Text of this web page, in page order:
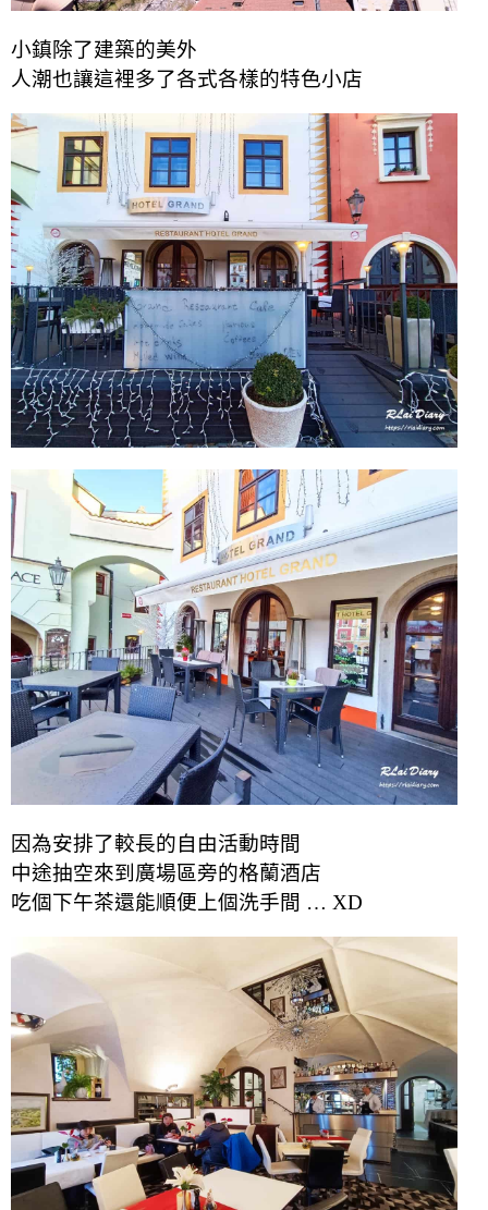
小鎮除了建築的美外
人潮也讓這裡多了各式各樣的特色小店
因為安排了較長的自由活動時間
中途抽空來到廣場區旁的格蘭酒店
吃個下午茶還能順便上個洗手間 … XD